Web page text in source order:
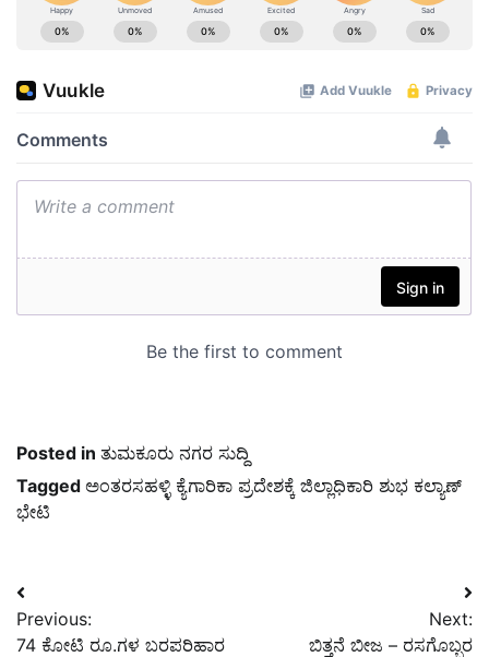
Posted in ತುಮಕೂರು ನಗರ ಸುದ್ದಿ
Tagged ಅಂತರಸಹಳ್ಳಿ ಕ್ಯೆಗಾರಿಕಾ ಪ್ರದೇಶಕ್ಕೆ ಜಿಲ್ಲಾಧಿಕಾರಿ ಶುಭ ಕಲ್ಯಾಣ್
ಭೇಟಿ
Post
navigation
Previous:
74 ಕೋಟಿ ರೂ.ಗಳ ಬರಪರಿಹಾರ
Next:
ಬಿತ್ತನೆ ಬೀಜ – ರಸಗೊಬ್ಬರ